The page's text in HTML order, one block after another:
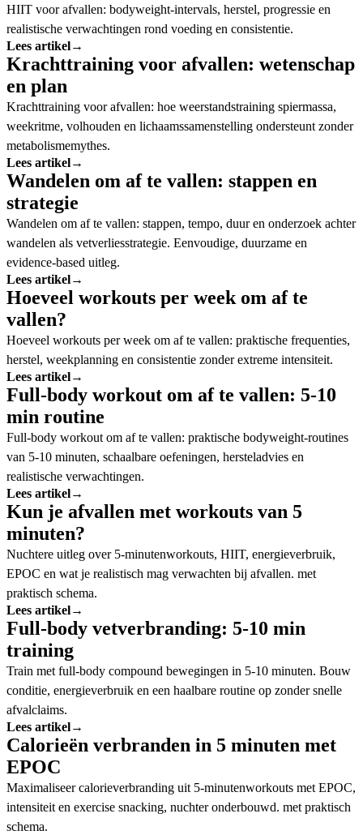
HIIT voor afvallen: bodyweight-intervals, herstel, progressie en
realistische verwachtingen rond voeding en consistentie.
Lees artikel→
Krachttraining voor afvallen: wetenschap
en plan
Krachttraining voor afvallen: hoe weerstandstraining spiermassa,
weekritme, volhouden en lichaamssamenstelling ondersteunt zonder
metabolismemythes.
Lees artikel→
Wandelen om af te vallen: stappen en
strategie
Wandelen om af te vallen: stappen, tempo, duur en onderzoek achter
wandelen als vetverliesstrategie. Eenvoudige, duurzame en
evidence-based uitleg.
Lees artikel→
Hoeveel workouts per week om af te
vallen?
Hoeveel workouts per week om af te vallen: praktische frequenties,
herstel, weekplanning en consistentie zonder extreme intensiteit.
Lees artikel→
Full-body workout om af te vallen: 5-10
min routine
Full-body workout om af te vallen: praktische bodyweight-routines
van 5-10 minuten, schaalbare oefeningen, hersteladvies en
realistische verwachtingen.
Lees artikel→
Kun je afvallen met workouts van 5
minuten?
Nuchtere uitleg over 5-minutenworkouts, HIIT, energieverbruik,
EPOC en wat je realistisch mag verwachten bij afvallen. met
praktisch schema.
Lees artikel→
Full-body vetverbranding: 5-10 min
training
Train met full-body compound bewegingen in 5-10 minuten. Bouw
conditie, energieverbruik en een haalbare routine op zonder snelle
afvalclaims.
Lees artikel→
Calorieën verbranden in 5 minuten met
EPOC
Maximaliseer calorieverbranding uit 5-minutenworkouts met EPOC,
intensiteit en exercise snacking, nuchter onderbouwd. met praktisch
schema.